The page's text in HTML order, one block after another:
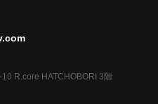
R.core HATCHOBORI 3階